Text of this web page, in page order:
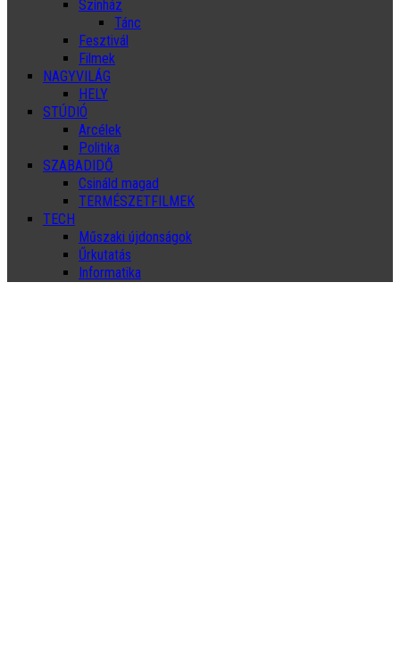
Színház
Tánc
Fesztivál
Filmek
NAGYVILÁG
HELY
STÚDIÓ
Arcélek
Politika
SZABADIDŐ
Csináld magad
TERMÉSZETFILMEK
TECH
Műszaki újdonságok
Űrkutatás
Informatika